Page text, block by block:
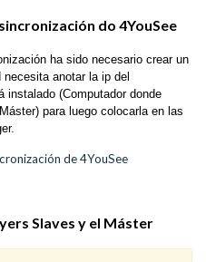
do 4YouSee
ha sido necesario crear un
anotar la ip del
instalado (Computador donde
para luego colocarla en las
de 4YouSee
Slaves y el Máster